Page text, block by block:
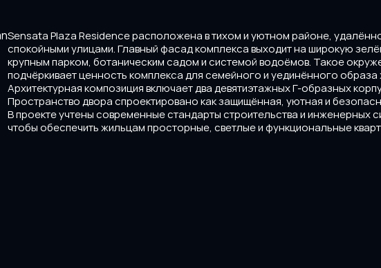
Sensata Plaza Residence расположена в тихом и уютном районе,
спокойными улицами. Главный фасад комплекса выходит на широкую
крупным парком, ботаническим садом и системой водоёмов. Такое
подчёркивает ценность комплекса для семейного и уединённого образа
Архитектурная композиция включает два девятиэтажных Г-образных
Пространство двора спроектировано как защищённая, уютная и
В проекте учтены современные стандарты строительства и инженерных
чтобы обеспечить жильцам просторные, светлые и функциональные